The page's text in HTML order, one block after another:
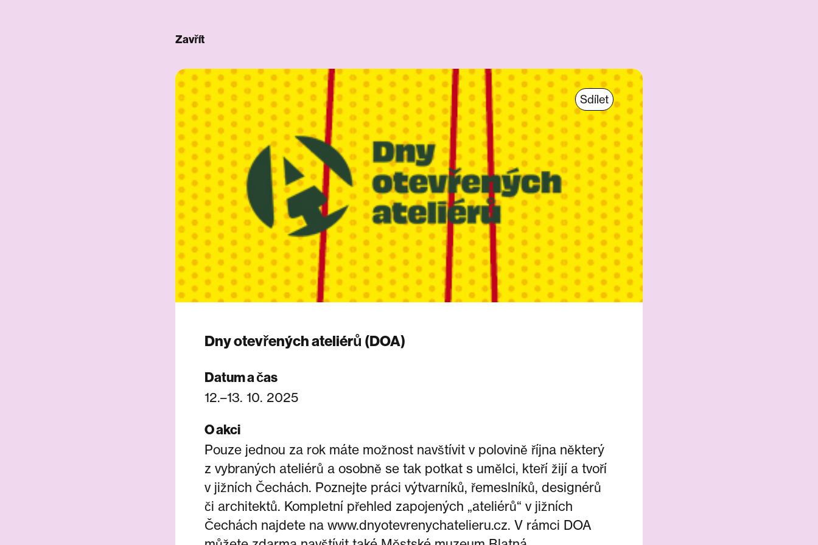
Zavřít
Sdílet
Dny otevřených ateliérů (DOA)
Datum a čas
12.–13. 10. 2025
O akci
Pouze jednou za rok máte možnost navštívit v polovině října některý
z vybraných ateliérů a osobně se tak potkat s umělci, kteří žijí a tvoří
v jižních Čechách. Poznejte práci výtvarníků, řemeslníků, designérů
či architektů. Kompletní přehled zapojených „ateliérů“ v jižních
Čechách najdete na www.dnyotevrenychatelieru.cz. V rámci DOA